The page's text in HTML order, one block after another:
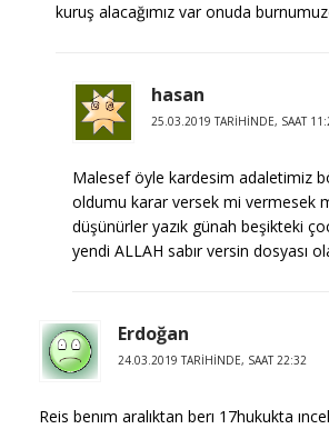
kuruş alacağımız var onuda
hasan
25.03.2019 TARIHINDE, SAAT
Malesef öyle kardesim adaletimiz
oldumu karar versek mi vermesek
düşünürler yazık günah beşikteki
yendi ALLAH sabır versin dosyası
Erdoğan
24.03.2019 TARIHINDE, SAAT 22:32
Reis benım aralıktan berı 17hukukta